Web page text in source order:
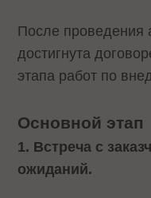
После проведения
достигнута
этапа работ по
Основной этап
1. Встреча с
ожиданий.